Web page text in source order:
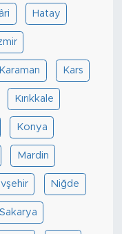
Hatay
Karaman Kars
Kırıkkale
Konya
Mardin
Niğde
Sakarya